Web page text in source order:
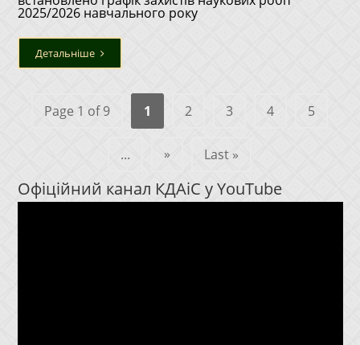
2025/2026 навчального року
Детальніше
Page 1 of 9 1 2 3 4 5
... » Last »
Офіційний канал КДАіС у YouTube
Відеопрогравач